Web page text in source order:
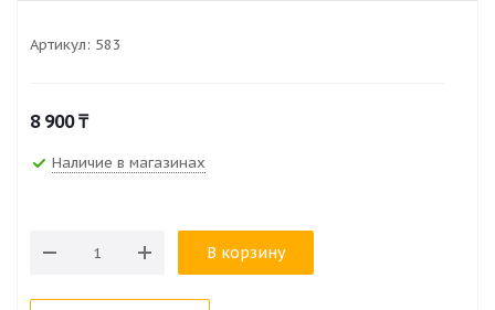
Артикул: 583
8 900₸
Наличие в магазинах
В корзину